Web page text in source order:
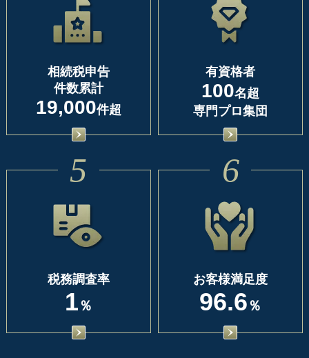
相続税申告
件数累計
19,000件超
有資格者
100名超
専門プロ集団
5
税務調査率
1 ％
6
お客様満足度
96.6 ％